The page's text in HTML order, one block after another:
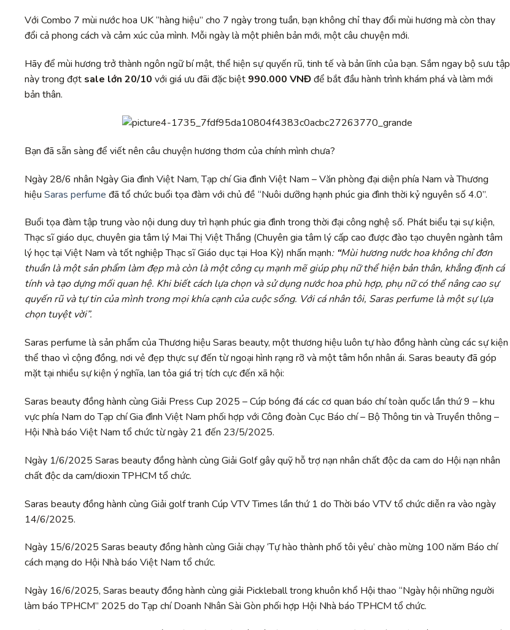
Với Combo 7 mùi nước hoa UK “hàng hiệu” cho 7 ngày trong tuần, bạn không chỉ thay đổi mùi hương mà còn thay
đổi cả phong cách và cảm xúc của mình. Mỗi ngày là một phiên bản mới, một câu chuyện mới.
Hãy để mùi hương trở thành ngôn ngữ bí mật, thể hiện sự quyến rũ, tinh tế và bản lĩnh của bạn. Sắm ngay bộ sưu tập
này trong đợt sale lớn 20/10 với giá ưu đãi đặc biệt 990.000 VNĐđể bắt đầu hành trình khám phá và làm mới
bản thân.
Bạn đã sẵn sàng để viết nên câu chuyện hương thơm của chính mình chưa?
Ngày 28/6 nhân Ngày Gia đình Việt Nam, Tạp chí Gia đình Việt Nam – Văn phòng đại diện phía Nam và Thương
hiệu Saras perfume đã tổ chức buổi tọa đàm với chủ đề “Nuôi dưỡng hạnh phúc gia đình thời kỷ nguyên số 4.0”.
Buổi tọa đàm tập trung vào nội dung duy trì hạnh phúc gia đình trong thời đại công nghệ số. Phát biểu tại sự kiện,
Thạc sĩ giáo dục, chuyên gia tâm lý Mai Thị Việt Thắng (Chuyên gia tâm lý cấp cao được đào tạo chuyên ngành tâm
lý học tại Việt Nam và tốt nghiệp Thạc sĩ Giáo dục tại Hoa Kỳ) nhấn mạnh: “Mùi hương nước hoa không chỉ đơn
thuần là một sản phẩm làm đẹp mà còn là một công cụ mạnh mẽ giúp phụ nữ thể hiện bản thân, khẳng định cá
tính và tạo dựng mối quan hệ. Khi biết cách lựa chọn và sử dụng nước hoa phù hợp, phụ nữ có thể nâng cao sự
quyến rũ và tự tin của mình trong mọi khía cạnh của cuộc sống. Với cá nhân tôi, Saras perfume là một sự lựa
chọn tuyệt vời”.
Saras perfume là sản phẩm của Thương hiệu Saras beauty, một thương hiệu luôn tự hào đồng hành cùng các sự kiện
thể thao vì cộng đồng, nơi vẻ đẹp thực sự đến từ ngoại hình rạng rỡ và một tâm hồn nhân ái. Saras beauty đã góp
mặt tại nhiều sự kiện ý nghĩa, lan tỏa giá trị tích cực đến xã hội:
Saras beauty đồng hành cùng Giải Press Cup 2025 – Cúp bóng đá các cơ quan báo chí toàn quốc lần thứ 9 – khu
vực phía Nam do Tạp chí Gia đình Việt Nam phối hợp với Công đoàn Cục Báo chí – Bộ Thông tin và Truyền thông –
Hội Nhà báo Việt Nam tổ chức từ ngày 21 đến 23/5/2025.
Ngày 1/6/2025 Saras beauty đồng hành cùng Giải Golf gây quỹ hỗ trợ nạn nhân chất độc da cam do Hội nạn nhân
chất độc da cam/dioxin TPHCM tổ chức.
Saras beauty đồng hành cùng Giải golf tranh Cúp VTV Times lần thứ 1 do Thời báo VTV tổ chức diễn ra vào ngày
14/6/2025.
Ngày 15/6/2025 Saras beauty đồng hành cùng Giải chạy ‘Tự hào thành phố tôi yêu’ chào mừng 100 năm Báo chí
cách mạng do Hội Nhà báo Việt Nam tổ chức.
Ngày 16/6/2025, Saras beauty đồng hành cùng giải Pickleball trong khuôn khổ Hội thao “Ngày hội những người
làm báo TPHCM” 2025 do Tạp chí Doanh Nhân Sài Gòn phối hợp Hội Nhà báo TPHCM tổ chức.